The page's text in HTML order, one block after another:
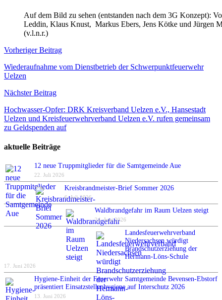
Auf dem Bild zu sehen (entstanden nach dem 3G Konzept):
Leddin, Klaus Knust, Markus Ebers, Jens Kötke und Jürgen
(v.l.n.r.)
Beitragsnavigation
Vorheriger Beitrag
Wiederaufnahme vom Dienstbetrieb der Schwerpunktfeuerwehr
Uelzen
Nächster Beitrag
Hochwasser-Opfer: DRK Kreisverband Uelzen e.V., Hansestadt
Uelzen und Kreisfeuerwehrverband Uelzen e.V. rufen gemeinsam
zu Geldspenden auf
aktuelle Beiträge
12 neue Truppmitglieder für die Samtgemeinde Aue
22. Juli 2026
Kreisbrandmeister-Brief Sommer 2026
6. Juli 2026
Waldbrandgefahr im Raum Uelzen steigt
24. Juni 2026
Landesfeuerwehrverband
Niedersachsen würdigt
Brandschutzerziehung der
Hermann-Löns-Schule
17. Juni 2026
Hygiene-Einheit der Feuerwehr Samtgemeinde Bevensen-Ebstorf
präsentiert Einsatzstellenhygiene auf Interschutz 2026
13. Juni 2026